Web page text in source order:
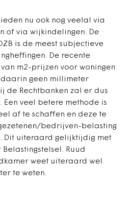
nu ook nog veelal via
of via wijkindelingen. De
is de meest subjectieve
De recente
m2-prijzen voor woningen
geen millimeter
de Rechtbanken zal er dus
Een veel betere methode is
af te schaffen en deze te
bedrijven-belasting
Dit uiteraard gelijktijdig met
Ruud
weet uiteraard wel
te weten.